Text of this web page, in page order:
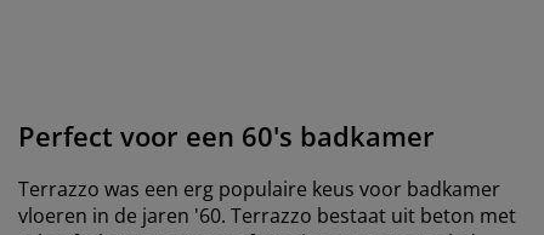
Perfect voor een 60's badkamer
Terrazzo was een erg populaire keus voor badkamer
vloeren in de jaren '60. Terrazzo bestaat uit beton met